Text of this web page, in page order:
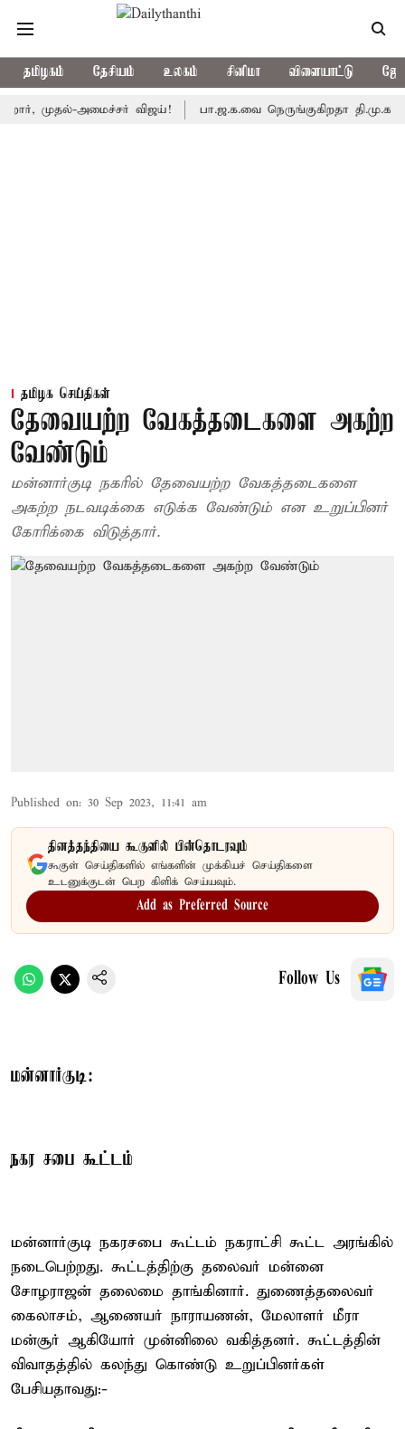
தமிழகம் தேசியம் உலகம் சினிமா விளையாட்டு
அமைச்சர் விஜய்! பா.ஜ.க.வை நெருங்குகிறதா தி.மு.க.?
தமிழக செய்திகள்
தேவையற்ற வேகத்தடைகளை அகற்ற
வேண்டும்
மன்னார்குடி நகரில் தேவையற்ற வேகத்தடைகளை
அகற்ற நடவடிக்கை எடுக்க வேண்டும் என உறுப்பினர்
கோரிக்கை விடுத்தார்.
Published on: 30 Sep 2023, 11:41 am
தினத்தந்தியை கூகுளில் பின்தொடரவும்
கூகுள் செய்திகளில் எங்களின் முக்கியச் செய்திகளை
உடனுக்குடன் பெற கிளிக் செய்யவும்.
Add as Preferred Source
Follow Us
மன்னார்குடி:
நகர சபை கூட்டம்
மன்னார்குடி நகரசபை கூட்டம் நகராட்சி கூட்ட அரங்கில்
நடைபெற்றது. கூட்டத்திற்கு தலைவர் மன்னை
சோழராஜன் தலைமை தாங்கினார். துணைத்தலைவர்
கைலாசம், ஆணையர் நாராயணன், மேலாளர் மீரா
மன்சூர் ஆகியோர் முன்னிலை வகித்தனர். கூட்டத்தின்
விவாதத்தில் கலந்து கொண்டு உறுப்பினர்கள்
பேசியதாவது:-